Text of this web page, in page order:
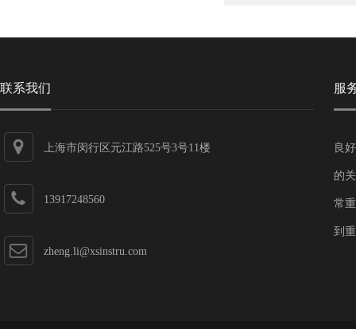
联系我们
上海市闵行区元江路525号3号11楼
13917248560
zheng.li@xsinstru.com
服
良
的
常
到